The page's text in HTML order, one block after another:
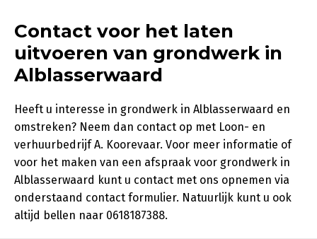
Contact voor het laten
uitvoeren van grondwerk in
Alblasserwaard
Heeft u interesse in grondwerk in Alblasserwaard en
omstreken? Neem dan contact op met Loon- en
verhuurbedrijf A. Koorevaar. Voor meer informatie of
voor het maken van een afspraak voor grondwerk in
Alblasserwaard kunt u contact met ons opnemen via
onderstaand contact formulier. Natuurlijk kunt u ook
altijd bellen naar 0618187388.